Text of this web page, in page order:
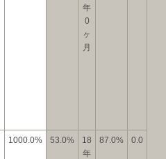
年
0
ヶ
月
1000.0% 53.0%
18
年
87.0% 0.0